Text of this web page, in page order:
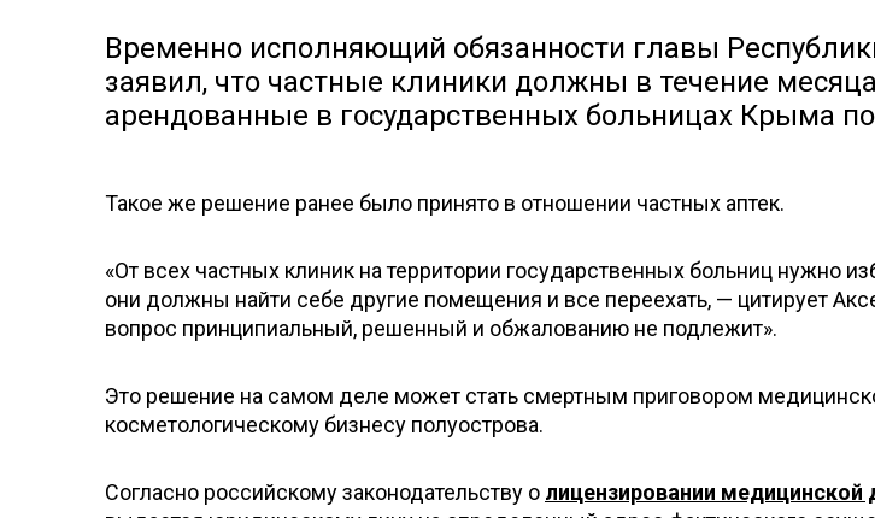
Временно исполняющий обязанности главы
заявил, что частные клиники должны в течение
арендованные в государственных больницах Крыма
Такое же решение ранее было принято в отношении частных аптек.
«От всех частных клиник на территории государственных больниц нужно
они должны найти себе другие помещения и все переехать, — цитирует
вопрос принципиальный, решенный и обжалованию не подлежит».
Это решение на самом деле может стать смертным приговором
косметологическому бизнесу полуострова.
Согласно российскому законодательству о лицензировании медицинской